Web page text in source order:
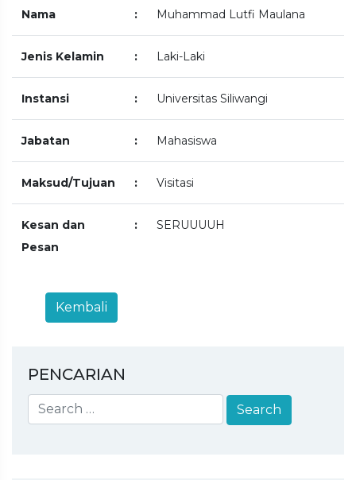
Nama : Muhammad Lutfi Maulana
Jenis Kelamin : Laki-Laki
Instansi : Universitas Siliwangi
Jabatan : Mahasiswa
Maksud/Tujuan : Visitasi
Kesan dan
Pesan
: SERUUUUH
PENCARIAN